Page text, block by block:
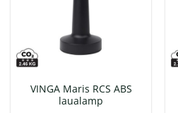
VINGA Maris RCS ABS
laualamp